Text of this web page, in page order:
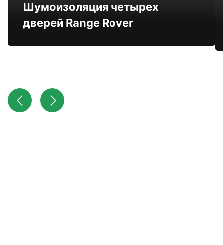
Шумоизоляция четырех
дверей Range Rover